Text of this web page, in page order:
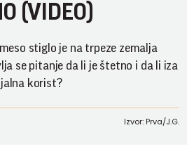
(VIDEO)
stiglo je na trpeze zemalja
se pitanje da li je štetno i da li iza
korist?
Izvor: Prva/J.G.